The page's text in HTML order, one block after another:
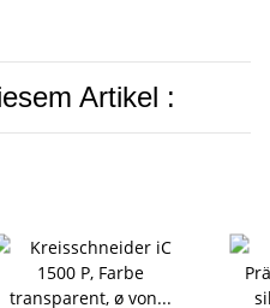
Artikel :